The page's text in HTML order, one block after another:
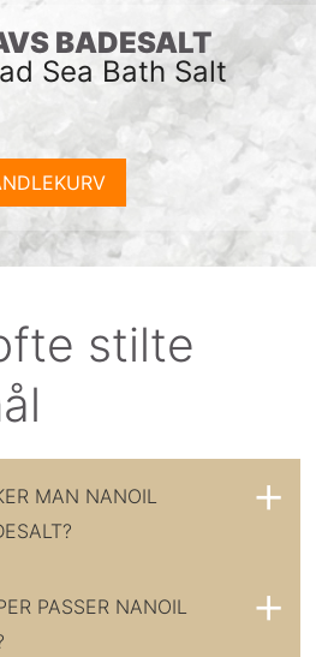
BADESALT
Sea Bath Salt
stilte
MAN NANOIL
PASSER NANOIL